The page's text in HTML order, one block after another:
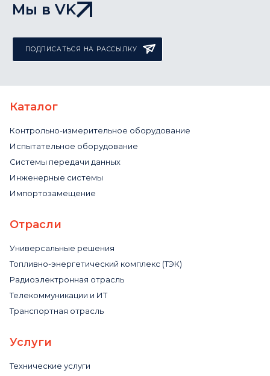
Мы в VK
ПОДПИСАТЬСЯ НА РАССЫЛКУ
Каталог
Контрольно-измерительное оборудование
Испытательное оборудование
Системы передачи данных
Инженерные системы
Импортозамещение
Отрасли
Универсальные решения
Топливно-энергетический комплекс (ТЭК)
Радиоэлектронная отрасль
Телекоммуникации и ИТ
Транспортная отрасль
Услуги
Технические услуги